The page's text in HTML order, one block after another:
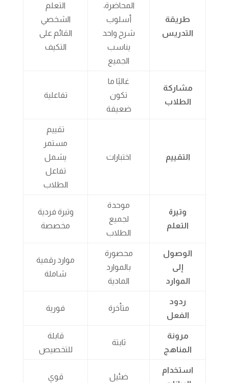
طريقة
التدريس
المحاضرة،
أسلوب
شرح واحد
يناسب
الجميع
التعلم
الشخصي
القائم على
التكيف
مشاركة
الطلاب
غالبًا ما
تكون
ضعيفة
تفاعلية
التقييم اختبارات
تقييم
مستمر
يشمل
تفاعل
الطلاب
وتيرة
التعلم
موحدة
لجميع
الطلاب
وتيرة فردية
مخصصة
الوصول
إلى
الموارد
محصورة
بالموارد
المادية
موارد رقمية
شاملة
ردود
الفعل
متأخرة فورية
مرونة
المناهج
ثابتة
قابلة
للتخصيص
استخدام
ضئيل قوي